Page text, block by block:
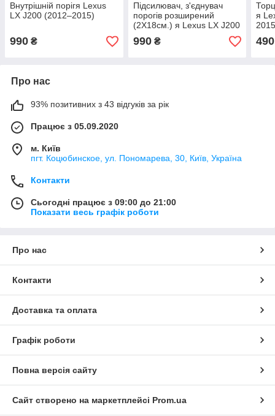
Внутрішній порігя Lexus
LX J200 (2012–2015)
990 ₴
Підсилювач, з'єднувач
порогів розширений
(2Х18см.) я Lexus LX J200
(2012–2015)
990₴
я
490
Про нас
93% позитивних з 43 відгуків за рік
Працює з 05.09.2020
м. Київ
пгт. Коцюбинское, ул. Пономарева, 30, Київ, Україна
Контакти
Сьогодні працює з 09:00 до 21:00
Показати весь графік роботи
Про нас
Контакти
Доставка та оплата
Графік роботи
Повна версія сайту
Сайт створено на маркетплейсі Prom.ua